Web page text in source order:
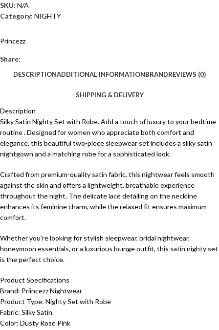
SKU: N/A
Category: NIGHTY
Princezz
Share:
DESCRIPTIONADDITIONAL INFORMATIONBRANDREVIEWS (0)
SHIPPING & DELIVERY
Description
Silky Satin Nighty Set with Robe. Add a touch of luxury to your bedtime
routine . Designed for women who appreciate both comfort and
elegance, this beautiful two-piece sleepwear set includes a silky satin
nightgown and a matching robe for a sophisticated look.
Crafted from premium-quality satin fabric, this nightwear feels smooth
against the skin and offers a lightweight, breathable experience
throughout the night. The delicate lace detailing on the neckline
enhances its feminine charm, while the relaxed fit ensures maximum
comfort.
Whether you’re looking for stylish sleepwear, bridal nightwear,
honeymoon essentials, or a luxurious lounge outfit, this satin nighty set
is the perfect choice.
Product Specifications
Brand: Priincezz Nightwear
Product Type: Nighty Set with Robe
Fabric: Silky Satin
Color: Dusty Rose Pink